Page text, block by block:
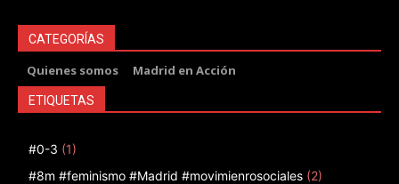
CATEGORÍAS
Quienes somos Madrid en Acción
ETIQUETAS
#0-3 (1)
#8m #feminismo #Madrid #movimienrosociales (2)